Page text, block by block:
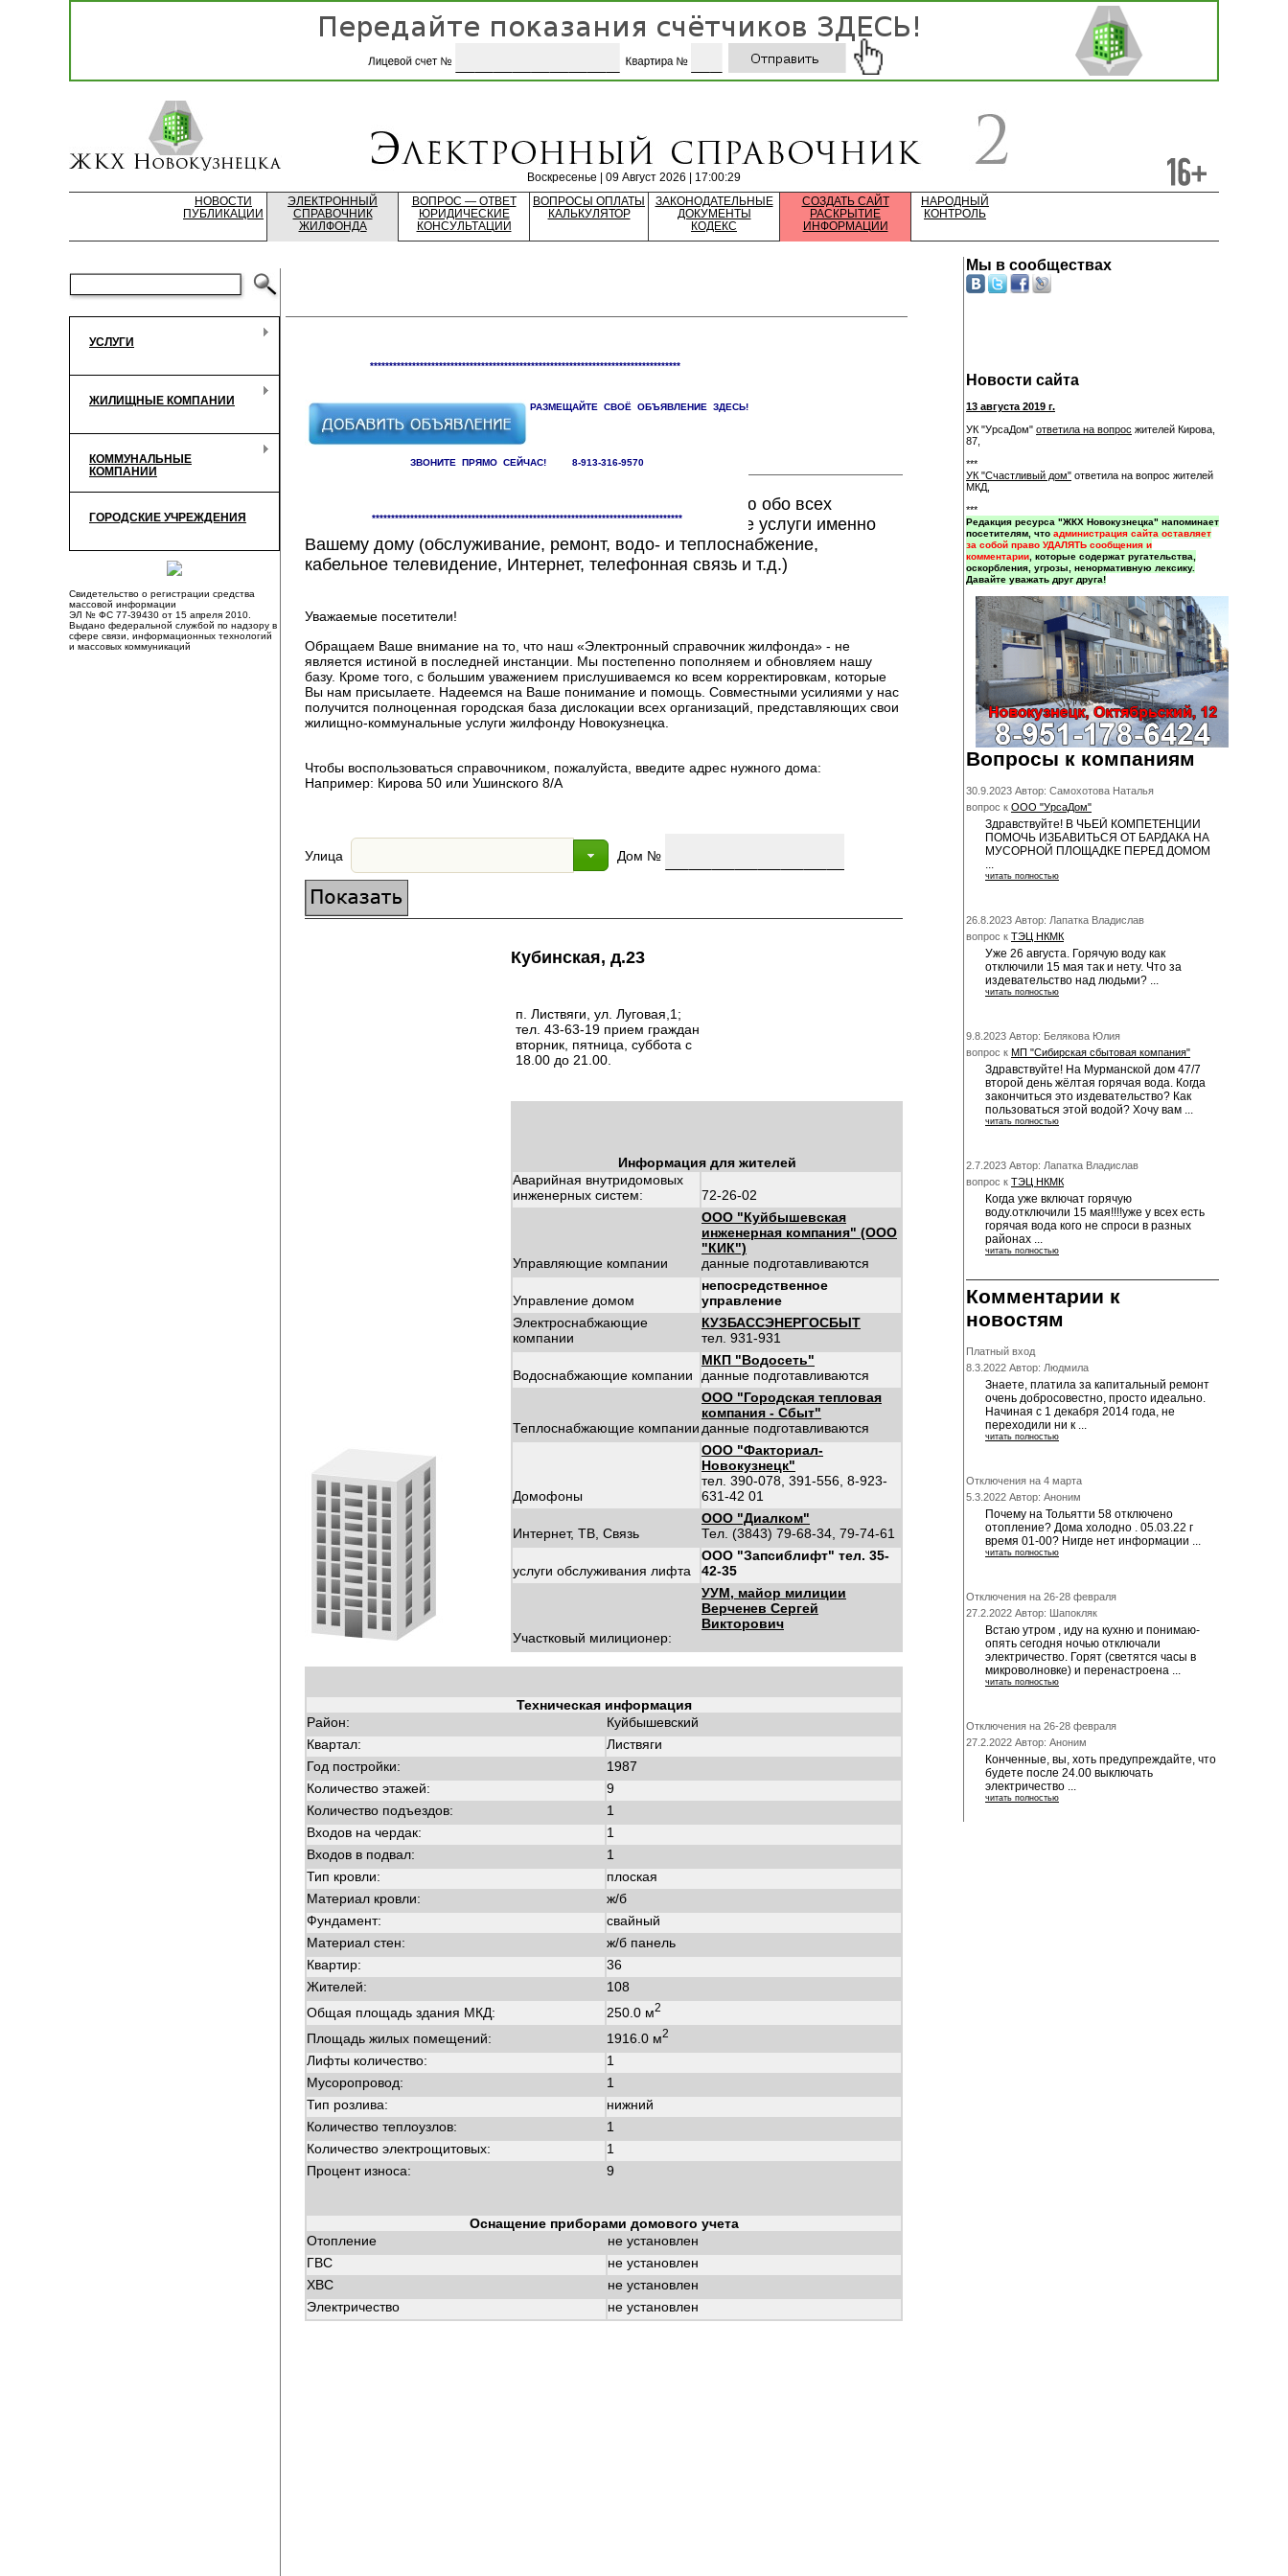
Воскресенье | 09 Август 2026 | 17:00:29
НОВОСТИ
ПУБЛИКАЦИИ
ЭЛЕКТРОННЫЙ
СПРАВОЧНИК
ЖИЛФОНДА
ВОПРОС — ОТВЕТ
ЮРИДИЧЕСКИЕ
КОНСУЛЬТАЦИИ
ВОПРОСЫ ОПЛАТЫ
КАЛЬКУЛЯТОР
ЗАКОНОДАТЕЛЬНЫЕ
ДОКУМЕНТЫ
КОДЕКС
СОЗДАТЬ САЙТ
РАСКРЫТИЕ
ИНФОРМАЦИИ
НАРОДНЫЙ
КОНТРОЛЬ
УСЛУГИ
ЖИЛИЩНЫЕ КОМПАНИИ
КОММУНАЛЬНЫЕ
КОМПАНИИ
ГОРОДСКИЕ УЧРЕЖДЕНИЯ
Свидетельство о регистрации средства
массовой информации
ЭЛ № ФС 77-39430 от 15 апреля 2010.
Выдано федеральной службой по надзору в
сфере связи, информационных технологий
и массовых коммуникаций
*********************************************************************************
РАЗМЕЩАЙТЕ СВОЁ ОБЪЯВЛЕНИЕ ЗДЕСЬ!
ЗВОНИТЕ ПРЯМО СЕЙЧАС! 8-913-316-9570
*********************************************************************************
Здесь Вы сможете найти исчерпывающую информацию обо всех
компаниях, предоставляющих жилищно-коммунальные услуги именно
Вашему дому (обслуживание, ремонт, водо- и теплоснабжение,
кабельное телевидение, Интернет, телефонная связь и т.д.)
Уважаемые посетители!
Обращаем Ваше внимание на то, что наш «Электронный справочник жилфонда» - не
является истиной в последней инстанции. Мы постепенно пополняем и обновляем нашу
базу. Кроме того, с большим уважением прислушиваемся ко всем корректировкам, которые
Вы нам присылаете. Надеемся на Ваше понимание и помощь. Совместными усилиями у нас
получится полноценная городская база дислокации всех организаций, представляющих свои
жилищно-коммунальные услуги жилфонду Новокузнецка.
Чтобы воспользоваться справочником, пожалуйста, введите адрес нужного дома:
Например: Кирова 50 или Ушинского 8/А
Улица Дом №
Кубинская, д.23
п. Листвяги, ул. Луговая,1;
тел. 43-63-19 прием граждан
вторник, пятница, суббота с
18.00 до 21.00.
Информация для жителей
Аварийная внутридомовых
инженерных систем:
72-26-02
Управляющие компании
ООО "Куйбышевская
инженерная компания" (ООО
"КИК")
данные подготавливаются
Управление домом
непосредственное
управление
Электроснабжающие
компании
КУЗБАССЭНЕРГОСБЫТ
тел. 931-931
Водоснабжающие компании
МКП "Водосеть"
данные подготавливаются
Теплоснабжающие компании
ООО "Городская тепловая
компания - Сбыт"
данные подготавливаются
Домофоны
ООО "Факториал-
Новокузнецк"
тел. 390-078, 391-556, 8-923-
631-42 01
Интернет, ТВ, Связь
ООО "Диалком"
Тел. (3843) 79-68-34, 79-74-61
услуги обслуживания лифта
ООО "Запсиблифт" тел. 35-
42-35
Участковый милиционер:
УУМ, майор милиции
Верченев Сергей
Викторович
Техническая информация
Район:
Куйбышевский
Квартал:
Листвяги
Год постройки:
1987
Количество этажей:
9
Количество подъездов:
1
Входов на чердак:
1
Входов в подвал:
1
Тип кровли:
плоская
Материал кровли:
ж/б
Фундамент:
свайный
Материал стен:
ж/б панель
Квартир:
36
Жителей:
108
Общая площадь здания МКД:
250.0 м2
Площадь жилых помещений: 1916.0 м2
Лифты количество:
1
Мусоропровод:
1
Тип розлива:
нижний
Количество теплоузлов:
1
Количество электрощитовых:
1
Процент износа:
9
Оснащение приборами домового учета
Отопление
не установлен
ГВС
не установлен
ХВС
не установлен
Электричество
не установлен
Мы в сообществах
Новости сайта
13 августа 2019 г.
УК "УрсаДом" ответила на вопрос жителей Кирова,
87,
***
УК "Счастливый дом" ответила на вопрос жителей
МКД,
***
Редакция ресурса "ЖКХ Новокузнецка" напоминает
посетителям, что администрация сайта оставляет
за собой право УДАЛЯТЬ сообщения и
комментарии , которые содержат ругательства,
оскорбления, угрозы, ненормативную лексику.
Давайте уважать друг друга!
Вопросы к компаниям
30.9.2023 Автор: Самохотова Наталья
вопрос к ООО "УрсаДом"
Здравствуйте! В ЧЬЕЙ КОМПЕТЕНЦИИ
ПОМОЧЬ ИЗБАВИТЬСЯ ОТ БАРДАКА НА
МУСОРНОЙ ПЛОЩАДКЕ ПЕРЕД ДОМОМ
...
читать полностью
26.8.2023 Автор: Лапатка Владислав
вопрос к ТЭЦ НКМК
Уже 26 августа. Горячую воду как
отключили 15 мая так и нету. Что за
издевательство над людьми? ...
читать полностью
9.8.2023 Автор: Белякова Юлия
вопрос к МП "Сибирская сбытовая компания"
Здравствуйте! На Мурманской дом 47/7
второй день жёлтая горячая вода. Когда
закончиться это издевательство? Как
пользоваться этой водой? Хочу вам ...
читать полностью
2.7.2023 Автор: Лапатка Владислав
вопрос к ТЭЦ НКМК
Когда уже включат горячую
воду.отключили 15 мая!!!!уже у всех есть
горячая вода кого не спроси в разных
районах ...
читать полностью
Комментарии к
новостям
Платный вход
8.3.2022 Автор: Людмила
Знаете, платила за капитальный ремонт
очень добросовестно, просто идеально.
Начиная с 1 декабря 2014 года, не
переходили ни к ...
читать полностью
Отключения на 4 марта
5.3.2022 Автор: Аноним
Почему на Тольятти 58 отключено
отопление? Дома холодно . 05.03.22 г
время 01-00? Нигде нет информации ...
читать полностью
Отключения на 26-28 февраля
27.2.2022 Автор: Шапокляк
Встаю утром , иду на кухню и понимаю-
опять сегодня ночью отключали
электричество. Горят (светятся часы в
микроволновке) и перенастроена ...
читать полностью
Отключения на 26-28 февраля
27.2.2022 Автор: Аноним
Конченные, вы, хоть предупреждайте, что
будете после 24.00 выключать
электричество ...
читать полностью